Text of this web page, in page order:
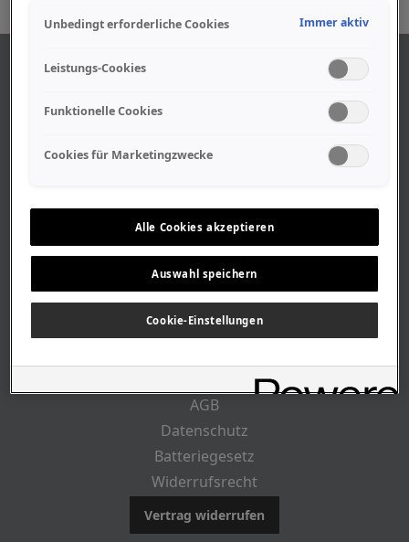
Geschäftszeiten
Stellenangebote
Geschichte
RECHTLICHES
AGB
Datenschutz
Batteriegesetz
Widerrufsrecht
Vertrag widerrufen
Unbedingt erforderliche Cookies Immer aktiv
Leistungs-Cookies
Funktionelle Cookies
Cookies für Marketingzwecke
Alle Cookies akzeptieren
Auswahl speichern
Cookie-Einstellungen